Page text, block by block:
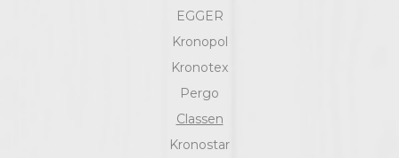
EGGER
Kronopol
Kronotex
Pergo
Classen
Kronostar